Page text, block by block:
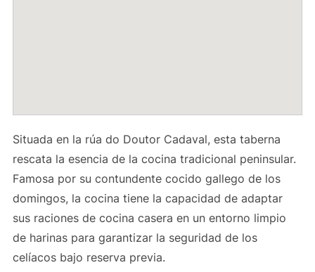
Situada en la rúa do Doutor Cadaval, esta taberna
rescata la esencia de la cocina tradicional peninsular.
Famosa por su contundente cocido gallego de los
domingos, la cocina tiene la capacidad de adaptar
sus raciones de cocina casera en un entorno limpio
de harinas para garantizar la seguridad de los
celíacos bajo reserva previa.